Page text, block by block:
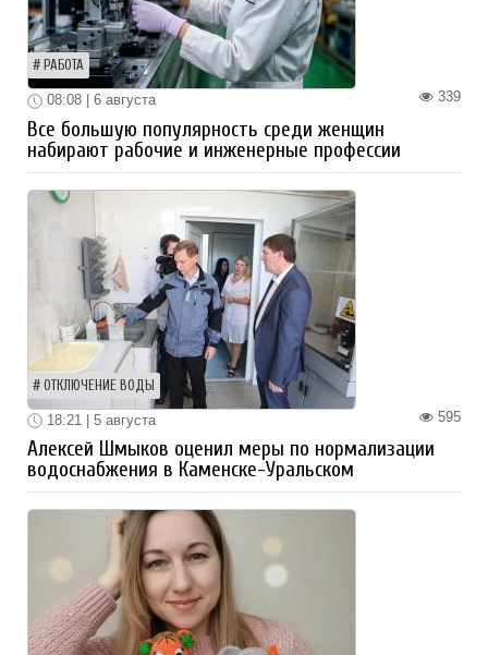
РАБОТА
339
08:08 | 6 августа
Все большую популярность среди женщин
набирают рабочие и инженерные профессии
ОТКЛЮЧЕНИЕ ВОДЫ
595
18:21 | 5 августа
Алексей Шмыков оценил меры по нормализации
водоснабжения в Каменске-Уральском